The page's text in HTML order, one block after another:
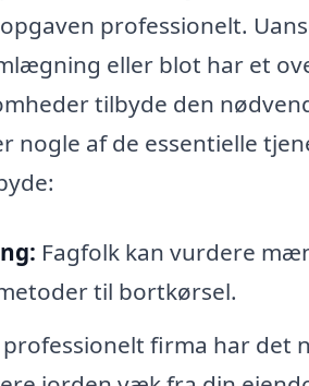
professionelt.
eller blot har et
tilbyde den
nogle af de essentielle
Fagfolk kan vurdere
til bortkørsel.
professionelt firma har det